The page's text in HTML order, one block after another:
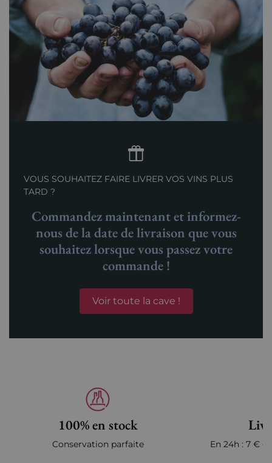
VOUS SOUHAITEZ FAIRE LIVRER VOS VINS PLUS
TARD ?
Commandez maintenant et informez-
nous de la date de livraison que vous
souhaitez lorsque vous passez votre
commande !
Voir toute la cave !
100% en stock
Conservation parfaite En 24h : 7 €